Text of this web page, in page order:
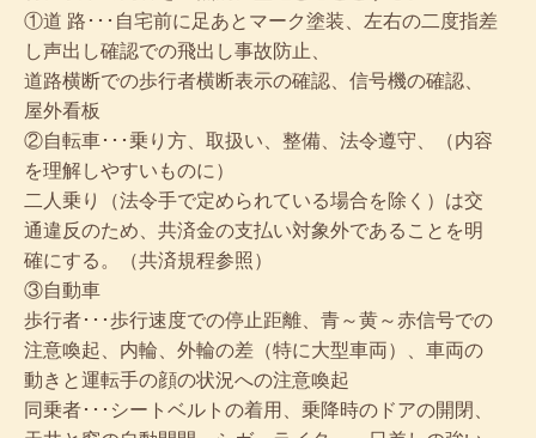
①道 路･･･自宅前に足あとマーク塗装、左右の二度指差
し声出し確認での飛出し事故防止、
道路横断での歩行者横断表示の確認、信号機の確認、
屋外看板
②自転車･･･乗り方、取扱い、整備、法令遵守、（内容
を理解しやすいものに）
二人乗り（法令手で定められている場合を除く）は交
通違反のため、共済金の支払い対象外であることを明
確にする。（共済規程参照）
③自動車
歩行者･･･歩行速度での停止距離、青～黄～赤信号での
注意喚起、内輪、外輪の差（特に大型車両）、車両の
動きと運転手の顔の状況への注意喚起
同乗者･･･シートベルトの着用、乗降時のドアの開閉、